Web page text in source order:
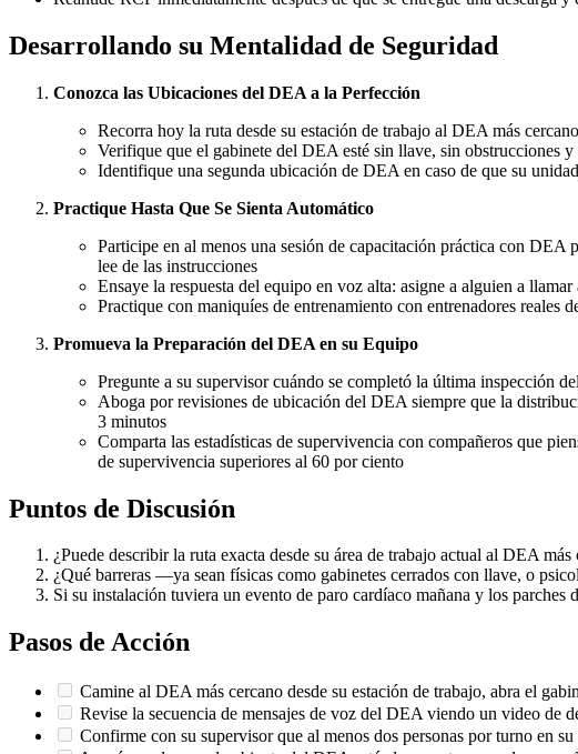
Desarrollando su Mentalidad de Seguridad
Conozca las Ubicaciones del DEA a la Perfección
Recorra hoy la ruta desde su estación de trabajo al DEA más
Verifique que el gabinete del DEA esté sin llave, sin obstrucciones
Identifique una segunda ubicación de DEA en caso de que su
Practique Hasta Que Se Sienta Automático
Participe en al menos una sesión de capacitación práctica con DEA
lee de las instrucciones
Ensaye la respuesta del equipo en voz alta: asigne a alguien a
Practique con maniquíes de entrenamiento con entrenadores reales
Promueva la Preparación del DEA en su Equipo
Pregunte a su supervisor cuándo se completó la última inspección
Aboga por revisiones de ubicación del DEA siempre que la
3 minutos
Comparta las estadísticas de supervivencia con compañeros que
de supervivencia superiores al 60 por ciento
Puntos de Discusión
¿Puede describir la ruta exacta desde su área de trabajo actual al DEA
¿Qué barreras —ya sean físicas como gabinetes cerrados con llave, o
Si su instalación tuviera un evento de paro cardíaco mañana y los
Pasos de Acción
Camine al DEA más cercano desde su estación de trabajo, abra el
Revise la secuencia de mensajes de voz del DEA viendo un video de
Confirme con su supervisor que al menos dos personas por turno en